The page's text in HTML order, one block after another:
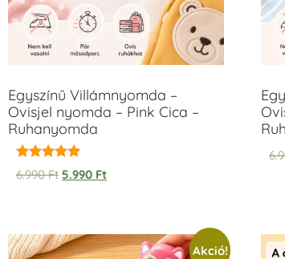
Egyszínű Villámnyomda –
Ovisjel nyomda – Pink Cica –
Ruhanyomda
Értékelés:
5.00
6.990Ft 5.990 Ft
Akció!